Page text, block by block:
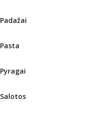
Padažai
Pasta
Pyragai
Salotos